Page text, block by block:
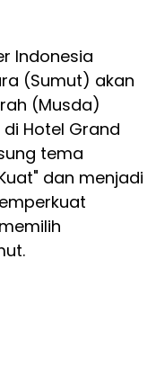
Indonesia
(Sumut) akan
(Musda)
Hotel Grand
tema
dan menjadi